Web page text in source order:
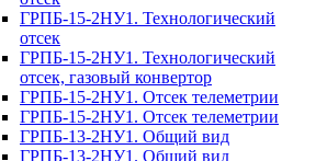
ГРПБ-15-2НУ1. Технологический
отсек
ГРПБ-15-2НУ1. Технологический
отсек, газовый конвертор
ГРПБ-15-2НУ1. Отсек телеметрии
ГРПБ-15-2НУ1. Отсек телеметрии
ГРПБ-13-2НУ1. Общий вид
ГРПБ-13-2НУ1. Общий вид